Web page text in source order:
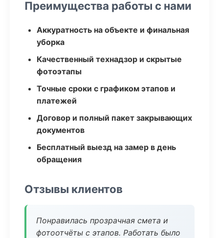
Преимущества работы с нами
Аккуратность на объекте и финальная
уборка
Качественный технадзор и скрытые
фотоэтапы
Точные сроки с графиком этапов и
платежей
Договор и полный пакет закрывающих
документов
Бесплатный выезд на замер в день
обращения
Отзывы клиентов
Понравилась прозрачная смета и
фотоотчёты с этапов. Работать было